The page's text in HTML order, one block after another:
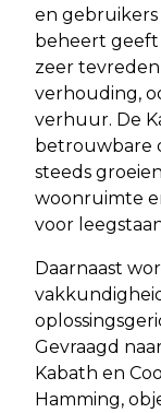
en gebruikers
beheert geeft
zeer
verhouding,
verhuur. De
betrouwbare
steeds
woonruimte
voor
Daarnaast
Gevraagd
Kabath en
Hamming,